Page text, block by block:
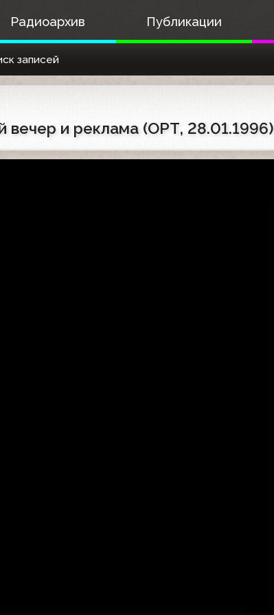
Радиоархив Публикации
записей
вечер и реклама (ОРТ, 28.01.1996)